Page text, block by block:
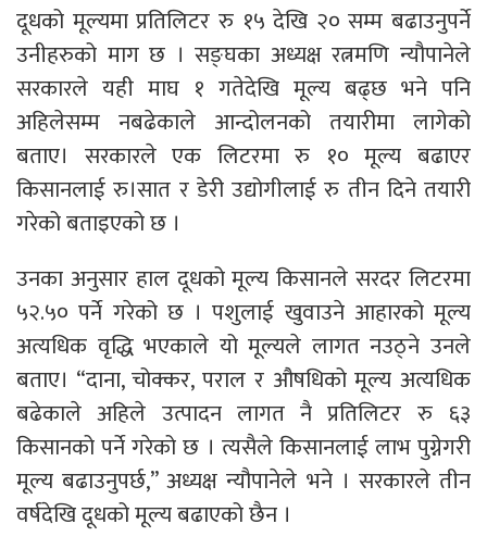
दूधको मूल्यमा प्रतिलिटर रु १५ देखि २० सम्म बढाउनुपर्ने
उनीहरुको माग छ । सङ्घका अध्यक्ष रत्नमणि न्यौपानेले
सरकारले यही माघ १ गतेदेखि मूल्य बढ्छ भने पनि
अहिलेसम्म नबढेकाले आन्दोलनको तयारीमा लागेको
बताए। सरकारले एक लिटरमा रु १० मूल्य बढाएर
किसानलाई रु।सात र डेरी उद्योगीलाई रु तीन दिने तयारी
गरेको बताइएको छ ।
उनका अनुसार हाल दूधको मूल्य किसानले सरदर लिटरमा
५२.५० पर्ने गरेको छ । पशुलाई खुवाउने आहारको मूल्य
अत्यधिक वृद्धि भएकाले यो मूल्यले लागत नउठ्ने उनले
बताए। “दाना, चोक्कर, पराल र औषधिको मूल्य अत्यधिक
बढेकाले अहिले उत्पादन लागत नै प्रतिलिटर रु ६३
किसानको पर्ने गरेको छ । त्यसैले किसानलाई लाभ पुग्नेगरी
मूल्य बढाउनुपर्छ,” अध्यक्ष न्यौपानेले भने । सरकारले तीन
वर्षदेखि दूधको मूल्य बढाएको छैन ।